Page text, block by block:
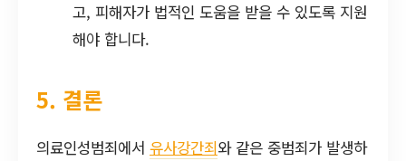
고, 피해자가 법적인 도움을 받을 수 있도록 지원
해야 합니다.
5. 결론
의료인성범죄에서 유사강간죄와 같은 중범죄가 발생하